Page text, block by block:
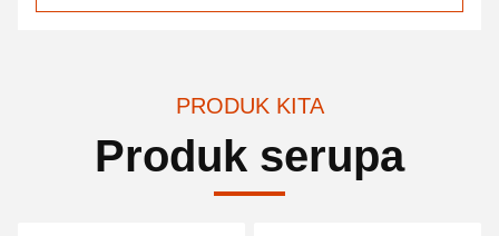
PRODUK KITA
Produk serupa